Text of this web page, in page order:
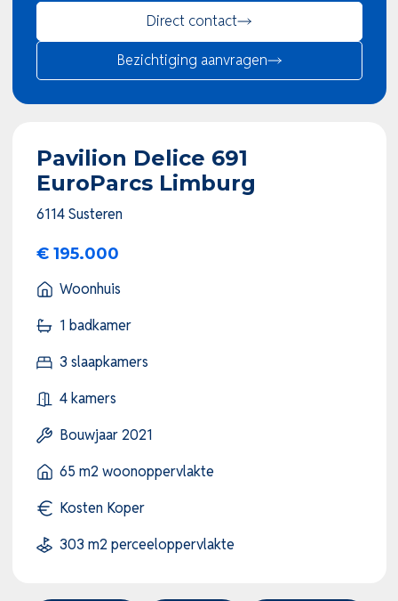
Pavilion Delice 691
EuroParcs Limburg
6114 Susteren
€ 195.000
Woonhuis
1 badkamer
3 slaapkamers
4 kamers
Bouwjaar 2021
65 m2 woonoppervlakte
Kosten Koper
303 m2 perceeloppervlakte
Direct contact
Bezichtiging aanvragen